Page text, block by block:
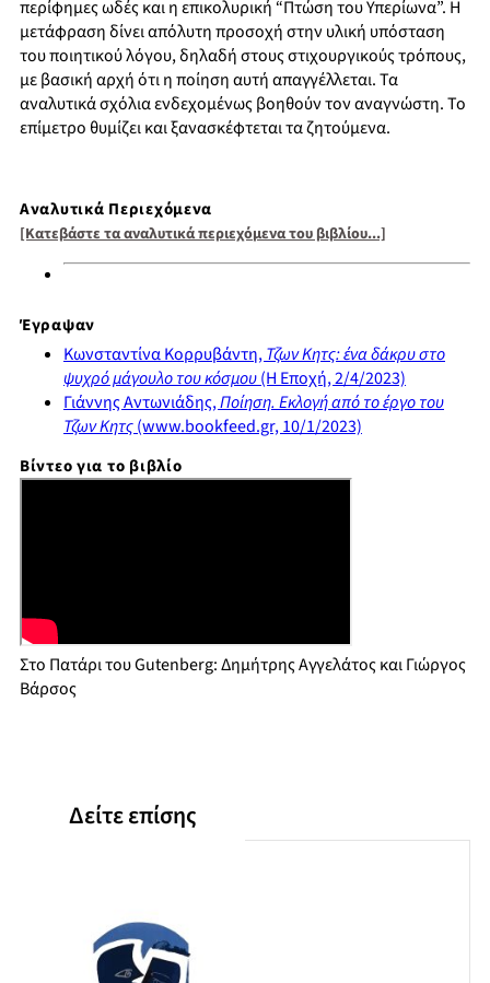
περίφημες ωδές και η επικολυρική “Πτώση του Υπερίωνα”. Η
μετάφραση δίνει απόλυτη προσοχή στην υλική υπόσταση
του ποιητικού λόγου, δηλαδή στους στιχουργικούς τρόπους,
με βασική αρχή ότι η ποίηση αυτή απαγγέλλεται. Τα
αναλυτικά σχόλια ενδεχομένως βοηθούν τον αναγνώστη. Το
επίμετρο θυμίζει και ξανασκέφτεται τα ζητούμενα.
Αναλυτικά Περιεχόμενα
[Κατεβάστε τα αναλυτικά περιεχόμενα του βιβλίου...]
Έγραψαν
Κωνσταντίνα Κορρυβάντη,Τζων Κητς: ένα δάκρυ στο
ψυχρό μάγουλο του κόσμου(Η Εποχή, 2/4/2023)
Γιάννης Αντωνιάδης,Ποίηση. Εκλογή από το έργο του
Τζων Κητς(www.bookfeed.gr, 10/1/2023)
Βίντεο για το βιβλίο
Στο Πατάρι του Gutenberg: Δημήτρης Αγγελάτος και Γιώργος
Βάρσος
Δείτε επίσης